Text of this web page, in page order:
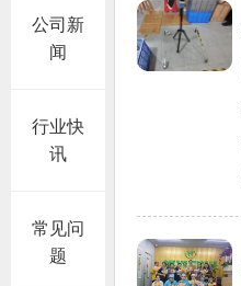
公司新
闻
行业快
讯
常见问
题